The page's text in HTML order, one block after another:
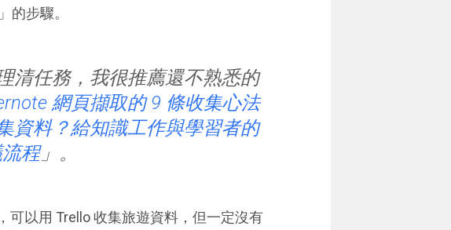
的步驟。
清任務，我很推薦還不熟悉的
網頁擷取的 9 條收集心法
資料？給知識工作與學習者的
程」。
可以用 Trello 收集旅遊資料，但一定沒有